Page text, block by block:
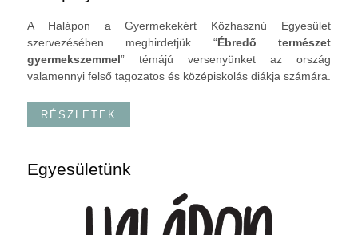
A Halápon a Gyermekekért Közhasznú Egyesület
szervezésében meghirdetjük “Ébredő természet
gyermekszemmel” témájú versenyünket az ország
valamennyi felső tagozatos és középiskolás diákja számára.
RÉSZLETEK
Egyesületünk